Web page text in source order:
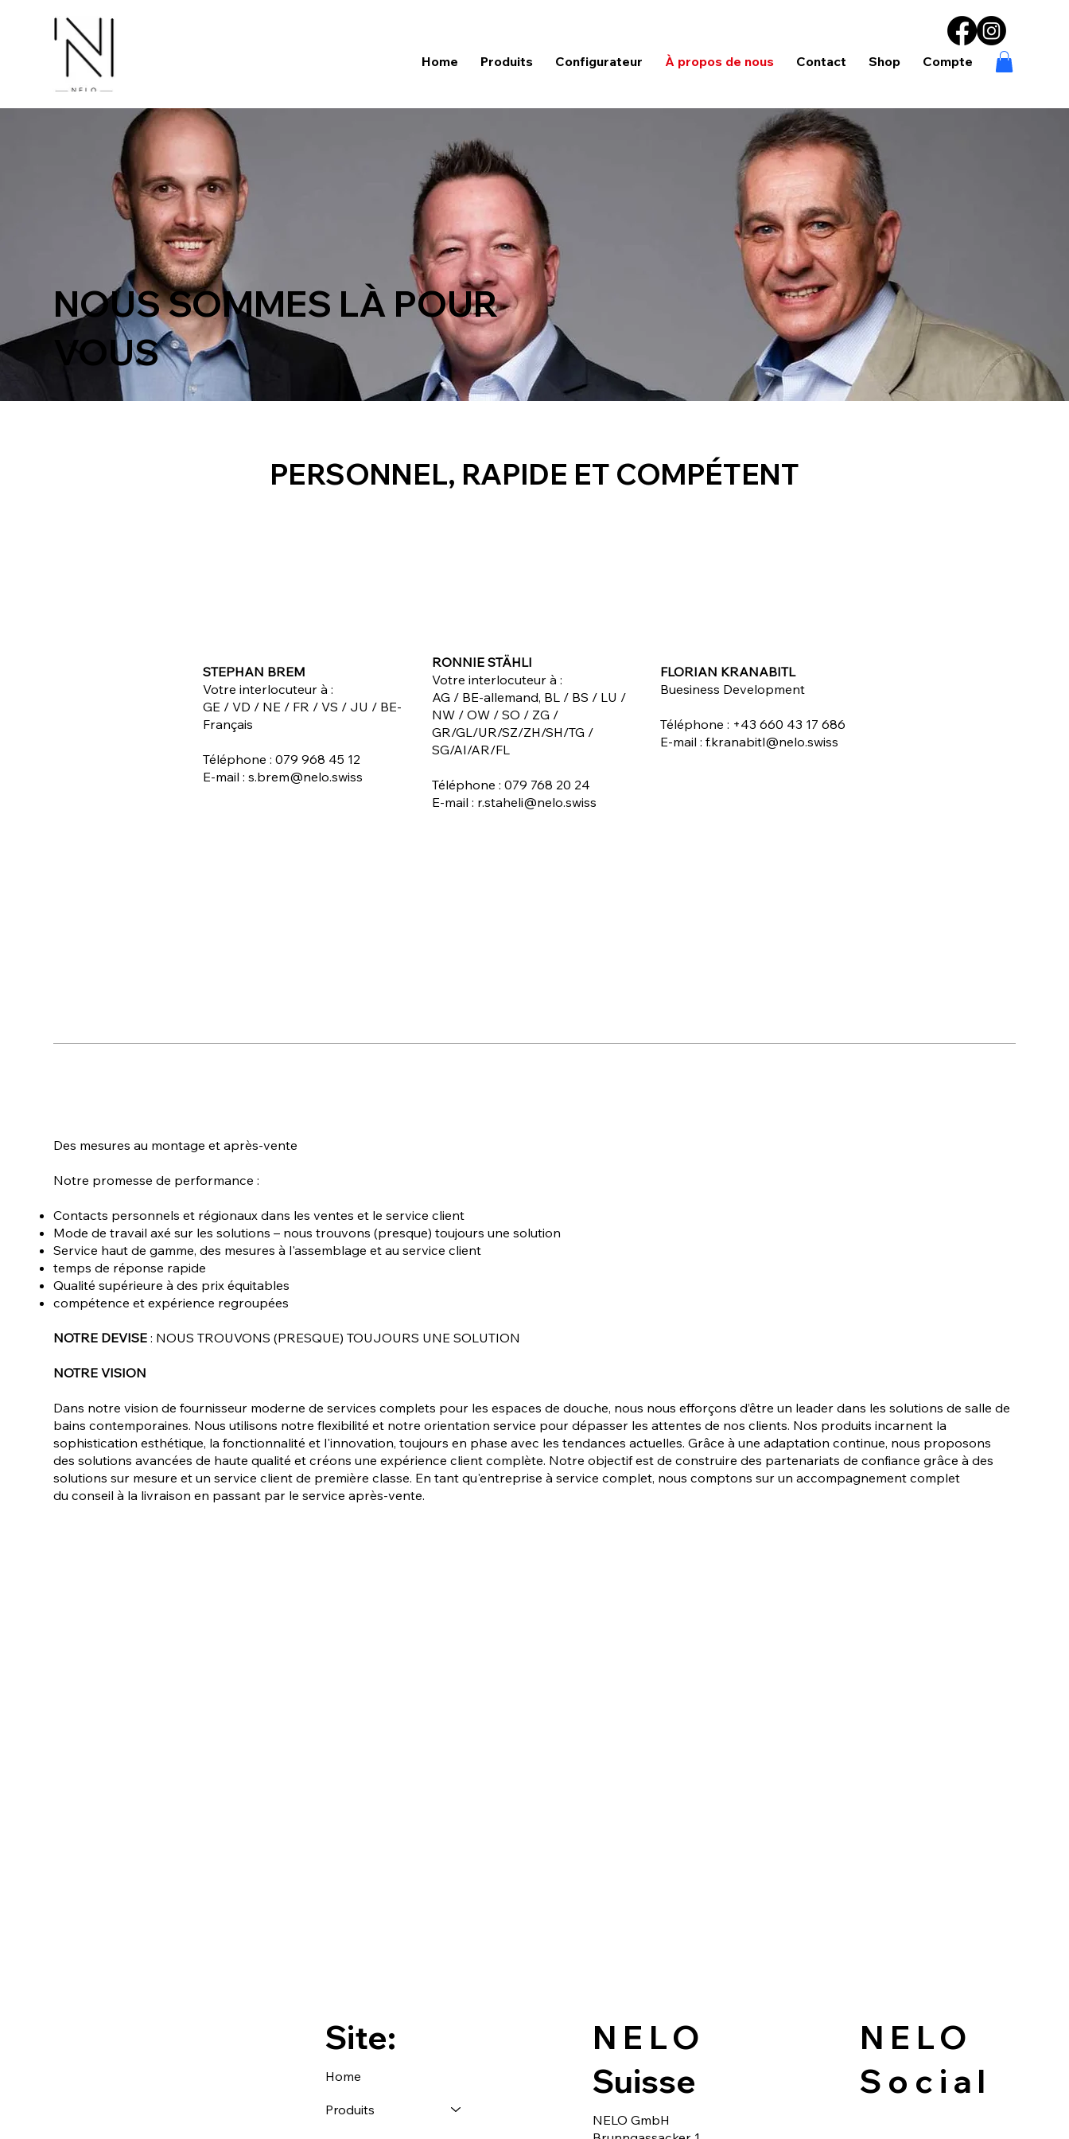
Home Produits Configurateur À propos de nous Contact Shop Compte
NOUS SOMMES LÀ POUR
VOUS
STEPHAN BREM
Votre interlocuteur à :
GE / VD / NE / FR / VS / JU / BE-
Français
Téléphone : 079 968 45 12
E-mail :s.brem@nelo.swiss
RONNIE STÄHLI
Votre interlocuteur à :
AG / BE-allemand, BL / BS / LU /
NW / OW / SO / ZG /
GR/GL/UR/SZ/ZH/SH/TG /
SG/AI/AR/FL
Téléphone : 079 768 20 24
E-mail : r.staheli@nelo.swiss
FLORIAN KRANABITL
Buesiness Development
Téléphone : +43 660 43 17 686
E-mail : f.kranabitl@nelo.swiss
PERSONNEL, RAPIDE ET COMPÉTENT
Des mesures au montage et après-vente
Notre promesse de performance :
Contacts personnels et régionaux dans les ventes et le service client
Mode de travail axé sur les solutions – nous trouvons (presque) toujours une solution
Service haut de gamme, des mesures à l'assemblage et au service client
temps de réponse rapide
Qualité supérieure à des prix équitables
compétence et expérience regroupées
NOTRE DEVISE : NOUS TROUVONS (PRESQUE) TOUJOURS UNE SOLUTION
NOTRE VISION
Dans notre vision de fournisseur moderne de services complets pour les espaces de douche, nous nous efforçons d’être un leader dans les solutions de salle de
bains contemporaines. Nous utilisons notre flexibilité et notre orientation service pour dépasser les attentes de nos clients. Nos produits incarnent la
sophistication esthétique, la fonctionnalité et l'innovation, toujours en phase avec les tendances actuelles. Grâce à une adaptation continue, nous proposons
des solutions avancées de haute qualité et créons une expérience client complète. Notre objectif est de construire des partenariats de confiance grâce à des
solutions sur mesure et un service client de première classe. En tant qu'entreprise à service complet, nous comptons sur un accompagnement complet
du conseil à la livraison en passant par le service après-vente.
Site:
Home
Produits
NELO
Suisse
NELO GmbH
NELO
Social